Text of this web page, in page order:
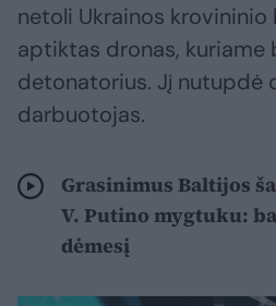
netoli Ukrainos
aptiktas dronas, kuriame
detonatorius. Jį nutupdė
darbuotojas.
Grasinimus Baltijos
V. Putino mygtuku:
dėmesį